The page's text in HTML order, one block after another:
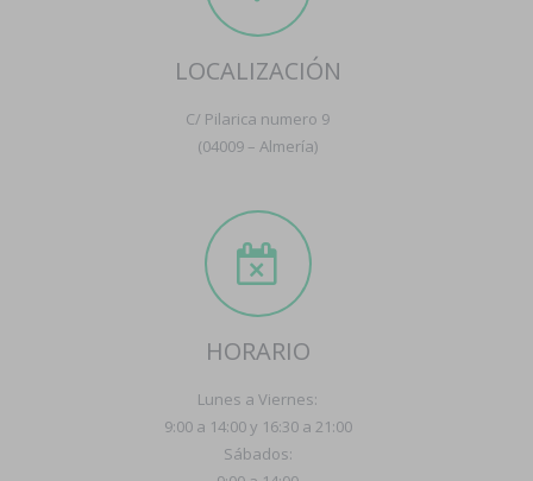
LOCALIZACIÓN
C/ Pilarica numero 9
(04009 – Almería)
HORARIO
Lunes a Viernes:
9:00 a 14:00 y 16:30 a 21:00
Sábados: